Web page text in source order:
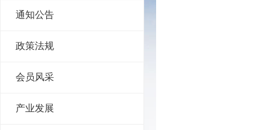
通知公告
政策法规
会员风采
产业发展